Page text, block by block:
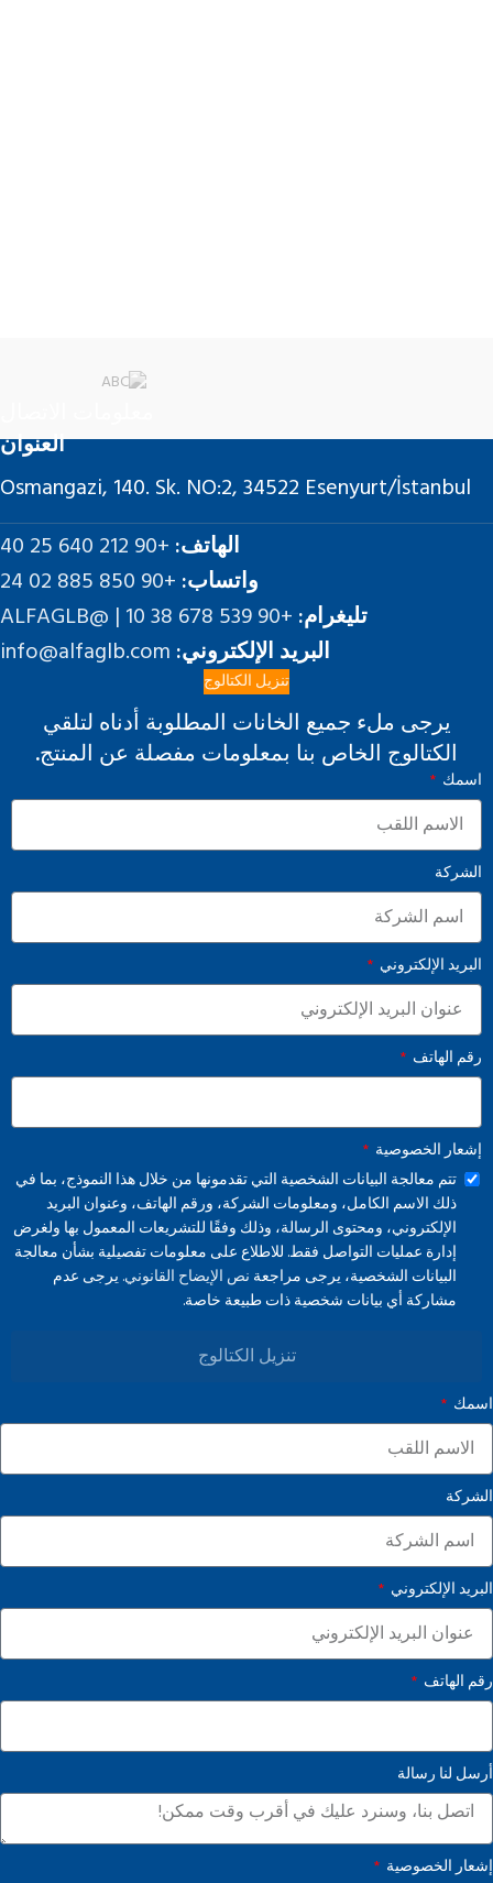
العنوان
Osmangazi, 140. Sk. NO:2, 34522 Esenyurt/İstanbul
الهاتف: +90 212 640 25 40
واتساب: +90 850 885 02 24
تليغرام: +90 539 678 38 10 | @ALFAGLB
البريد الإلكتروني: info@alfaglb.com
تنزيل الكتالوج
يرجى ملء جميع الخانات المطلوبة أدناه لتلقي
الكتالوج الخاص بنا بمعلومات مفصلة عن المنتج.
اسمك
الشركة
البريد الإلكتروني
رقم الهاتف
إشعار الخصوصية
تتم معالجة البيانات الشخصية التي تقدمونها من خلال هذا النموذج، بما في
ذلك الاسم الكامل، ومعلومات الشركة، ورقم الهاتف، وعنوان البريد
الإلكتروني، ومحتوى الرسالة، وذلك وفقًا للتشريعات المعمول بها ولغرض
إدارة عمليات التواصل فقط. للاطلاع على معلومات تفصيلية بشأن معالجة
البيانات الشخصية، يرجى مراجعة نص الإيضاح القانوني.يرجى عدم
مشاركة أي بيانات شخصية ذات طبيعة خاصة.
تنزيل الكتالوج
اسمك
الشركة
البريد الإلكتروني
رقم الهاتف
أرسل لنا رسالة
إشعار الخصوصية